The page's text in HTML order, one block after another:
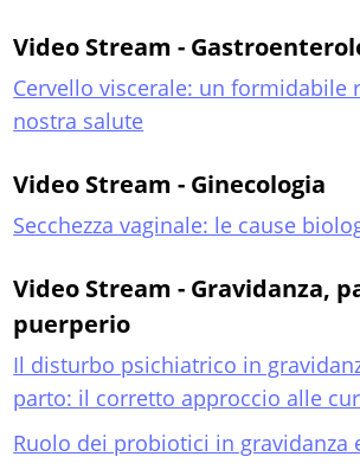
Video Stream -
Cervello viscerale: un formidabile
nostra salute
Video Stream - Ginecologia
Secchezza vaginale: le cause
Video Stream - Gravidanza,
puerperio
Il disturbo psichiatrico in
parto: il corretto approccio alle
Ruolo dei probiotici in gravidanza